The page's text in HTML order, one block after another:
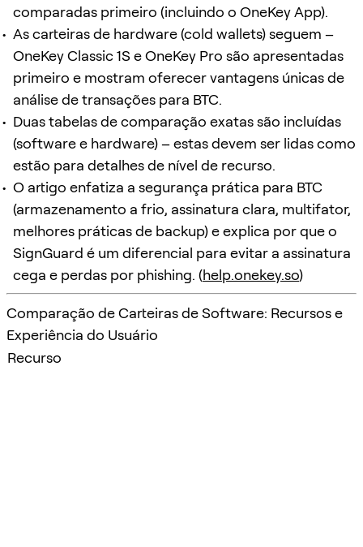
comparadas primeiro (incluindo o OneKey App).
As carteiras de hardware (cold wallets) seguem –
OneKey Classic 1S e OneKey Pro são apresentadas
primeiro e mostram oferecer vantagens únicas de
análise de transações para BTC.
Duas tabelas de comparação exatas são incluídas
(software e hardware) – estas devem ser lidas como
estão para detalhes de nível de recurso.
O artigo enfatiza a segurança prática para BTC
(armazenamento a frio, assinatura clara, multifator,
melhores práticas de backup) e explica por que o
SignGuard é um diferencial para evitar a assinatura
cega e perdas por phishing. (help.onekey.so)
Comparação de Carteiras de Software: Recursos e
Experiência do Usuário
Recurso